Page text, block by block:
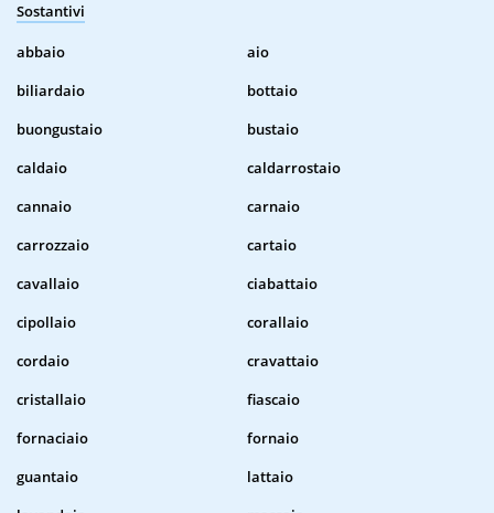
Sostantivi
abbaio
aio
biliardaio
bottaio
buongustaio
bustaio
caldaio
caldarrostaio
cannaio
carnaio
carrozzaio
cartaio
cavallaio
ciabattaio
cipollaio
corallaio
cordaio
cravattaio
cristallaio
fiascaio
fornaciaio
fornaio
guantaio
lattaio